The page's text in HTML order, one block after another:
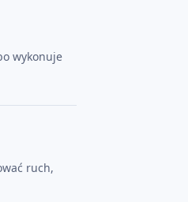
wykonuje
ruch,